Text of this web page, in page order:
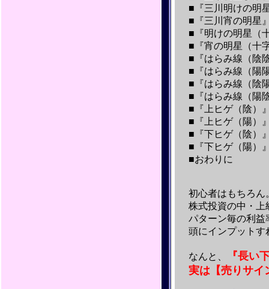
■『三川明けの明
■『三川宵の明星
■『明けの明星（
■『宵の明星（十
■『はらみ線（陰
■『はらみ線（陽
■『はらみ線（陰
■『はらみ線（陽
■『上ヒゲ（陰）
■『上ヒゲ（陽）
■『下ヒゲ（陰）
■『下ヒゲ（陽）
■おわりに
初心者はもちろん
株式投資の中・上
パターン毎の利益
頭にインプットす
なんと、
『長い
実は【売りサイ